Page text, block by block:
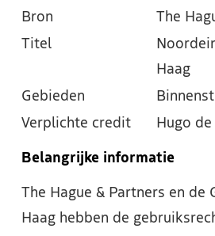
Bron
The
Titel
Haag
Gebieden
Verplichte credit
Hugo
Belangrijke informatie
The Hague & Partners en de
Haag hebben de